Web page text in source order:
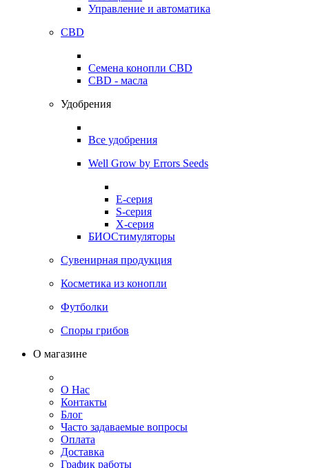
Управление и автоматика
CBD
Семена конопли CBD
CBD - масла
Удобрения
Все удобрения
Well Grow by Errors Seeds
E-серия
S-серия
X-серия
БИОСтимуляторы
Сувенирная продукция
Косметика из конопли
Футболки
Споры грибов
О магазине
О Нас
Контакты
Блог
Часто задаваемые вопросы
Оплата
Доставка
График работы